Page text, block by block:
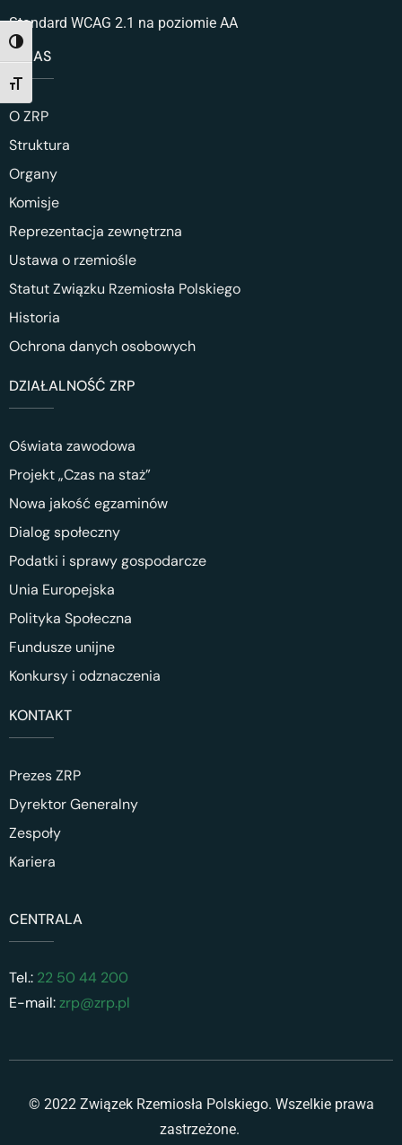
TOGGLE HIGH CONTRAST
TOGGLE FONT SIZE
Standard WCAG 2.1 na poziomie AA
O NAS
O ZRP
Struktura
Organy
Komisje
Reprezentacja zewnętrzna
Ustawa o rzemiośle
Statut Związku Rzemiosła Polskiego
Historia
Ochrona danych osobowych
DZIAŁALNOŚĆ ZRP
Oświata zawodowa
Projekt „Czas na staż”
Nowa jakość egzaminów
Dialog społeczny
Podatki i sprawy gospodarcze
Unia Europejska
Polityka Społeczna
Fundusze unijne
Konkursy i odznaczenia
KONTAKT
Prezes ZRP
Dyrektor Generalny
Zespoły
Kariera
CENTRALA
Tel.: 22 50 44 200
E-mail:zrp@zrp.pl
© 2022 Związek Rzemiosła Polskiego. Wszelkie prawa
zastrzeżone.